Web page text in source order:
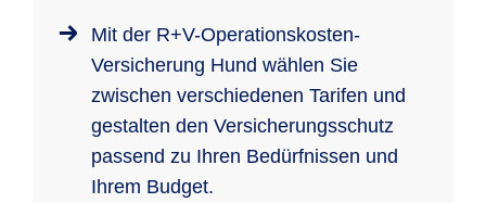
Mit der R+V-Operationskosten-
Versicherung Hund wählen Sie
zwischen verschiedenen Tarifen und
gestalten den Versicherungsschutz
passend zu Ihren Bedürfnissen und
Ihrem Budget.